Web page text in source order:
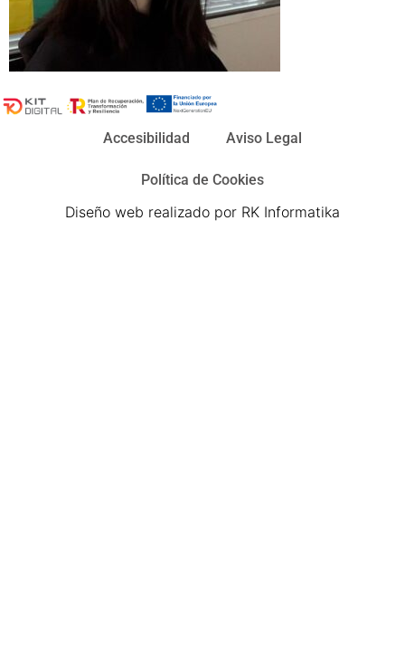
Accesibilidad Aviso Legal
Política de Cookies
Diseño web realizado por RK Informatika